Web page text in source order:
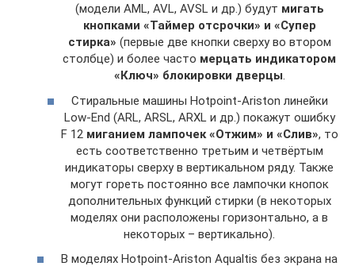
(модели AML, AVL, AVSL и др.) будут мигать
кнопками «Таймер отсрочки» и «Супер
стирка» (первые две кнопки сверху во втором
столбце) и более часто мерцать индикатором
«Ключ» блокировки дверцы.
Стиральные машины Hotpoint-Ariston линейки
Low-End (ARL, ARSL, ARXL и др.) покажут ошибку
F 12 миганием лампочек «Отжим» и «Слив», то
есть соответственно третьим и четвёртым
индикаторы сверху в вертикальном ряду. Также
могут гореть постоянно все лампочки кнопок
дополнительных функций стирки (в некоторых
моделях они расположены горизонтально, а в
некоторых – вертикально).
В моделях Hotpoint-Ariston Aqualtis без экрана на